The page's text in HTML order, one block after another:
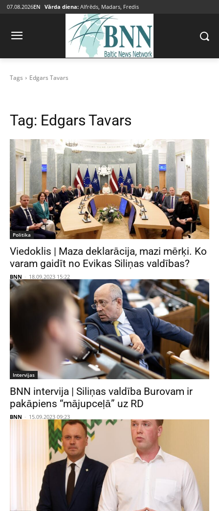
07.08.2026EN Vārda diena: Alfrēds, Madars, Fredis
Tags Edgars Tavars
Tag: Edgars Tavars
Politika
Viedoklis | Maza deklarācija, mazi mērķi. Ko
varam gaidīt no Evikas Siliņas valdības?
BNN - 18.09.2023 15:22
Intervijas
BNN intervija | Siliņas valdība Burovam ir
pakāpiens “mājupceļā” uz RD
BNN - 15.09.2023 09:23